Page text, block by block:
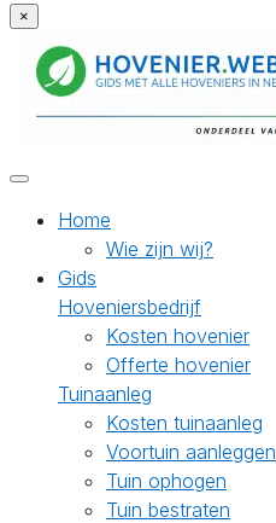
×
Home
Wie zijn wij?
Gids
Hoveniersbedrijf
Kosten hovenier
Offerte hovenier
Tuinaanleg
Kosten tuinaanleg
Voortuin aanleggen
Tuin ophogen
Tuin bestraten